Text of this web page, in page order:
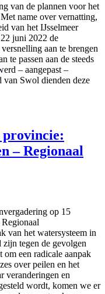
van de plannen voor het
name over vernatting,
van het IJsselmeer
juni 2022 de
aan te brengen
te passen aan de steeds
– aangepast –
van Swol dienden deze
– Regionaal
op 15
van het watersysteem in
tegen de gevolgen
om een radicale aanpak
over peilen en het
veranderingen en
wordt, komen we er